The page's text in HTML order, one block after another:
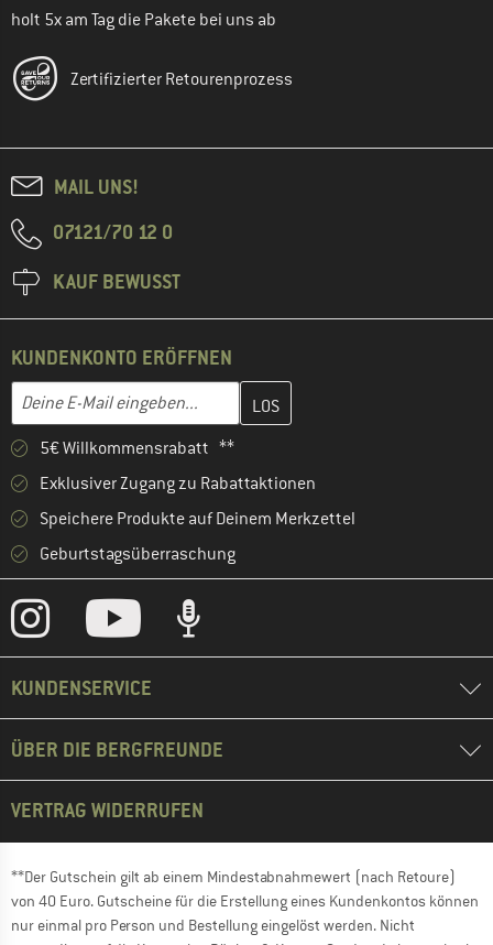
holt 5x am Tag die Pakete bei uns ab
Zertifizierter Retourenprozess
MAIL UNS!
07121/70 12 0
KAUF BEWUSST
KUNDENKONTO ERÖFFNEN
E-Mail-Adresse
Gib hier deine E-Mail-Adresse ein und erstelle im nächsten
5€ Willkommensrabatt **
Exklusiver Zugang zu Rabattaktionen
Speichere Produkte auf Deinem Merkzettel
Geburtstagsüberraschung
KUNDENSERVICE
ÜBER DIE BERGFREUNDE
VERTRAG WIDERRUFEN
**Der Gutschein gilt ab einem Mindestabnahmewert (nach Retoure)
von 40 Euro. Gutscheine für die Erstellung eines Kundenkontos können
nur einmal pro Person und Bestellung eingelöst werden. Nicht